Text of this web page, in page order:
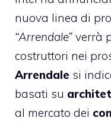
nuova linea di
“Arrendale” verrà
costruttori nei
Arrendale si
basati su
al mercato dei